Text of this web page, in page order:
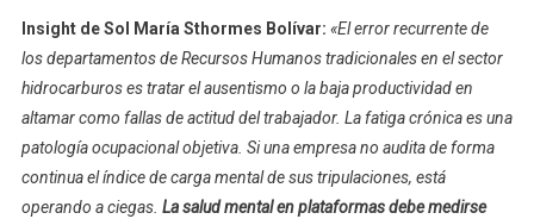
Insight de Sol María Sthormes Bolívar: «El error recurrente de
los departamentos de Recursos Humanos tradicionales en el sector
hidrocarburos es tratar el ausentismo o la baja productividad en
altamar como fallas de actitud del trabajador. La fatiga crónica es una
patología ocupacional objetiva. Si una empresa no audita de forma
continua el índice de carga mental de sus tripulaciones, está
operando a ciegas. La salud mental en plataformas debe medirse